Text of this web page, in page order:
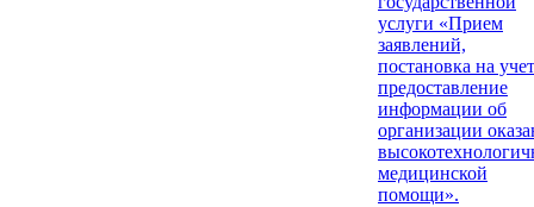
услуги «Прием
заявлений,
постановка на
предоставление
информации об
организации
медицинской
помощи».